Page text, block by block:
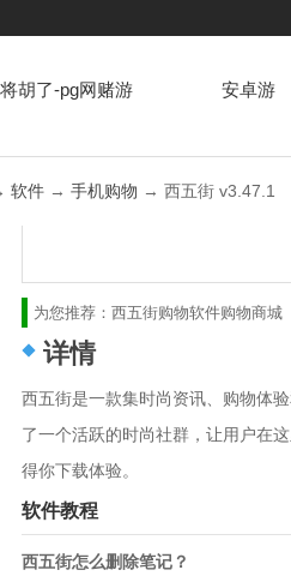
胡了-pg网赌游 安卓游
软件 → 手机购物 → 西五街 v3.47.1
为您推荐： 西五街购物软件购物商城
详情
西五街是一款集时尚资讯、购物体
了一个活跃的时尚社群，让用户在
得你下载体验。
软件教程
西五街怎么删除笔记？